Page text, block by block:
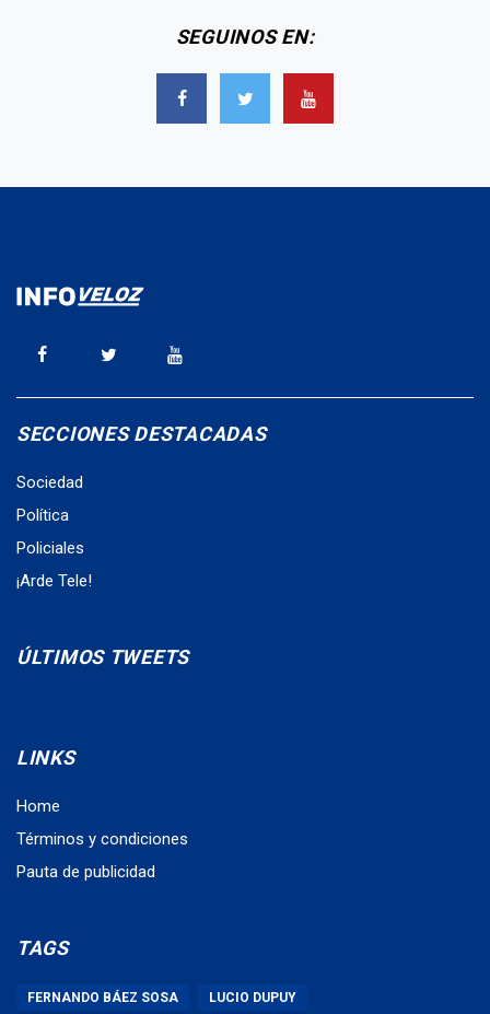
SEGUINOS EN:
SECCIONES DESTACADAS
Sociedad
Política
Policiales
¡Arde Tele!
ÚLTIMOS TWEETS
LINKS
Home
Términos y condiciones
Pauta de publicidad
TAGS
FERNANDO BÁEZ SOSA LUCIO DUPUY